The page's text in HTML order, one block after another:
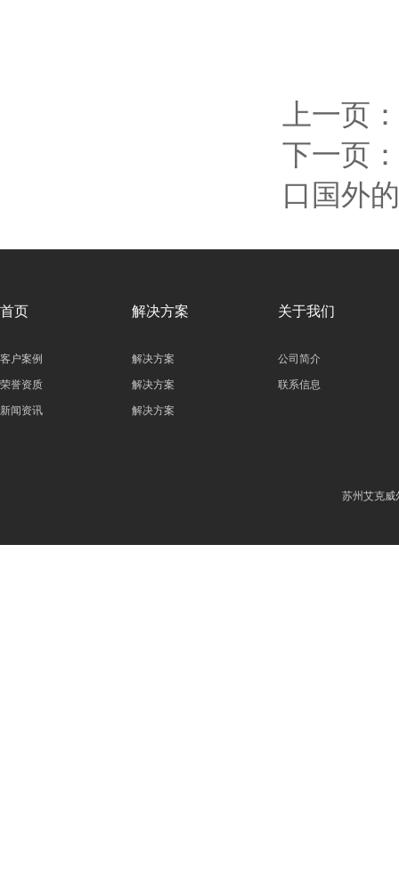
上一页
下一页
口国外
首页
客户案例
荣誉资质
新闻资讯
解决方案
解决方案
解决方案
解决方案
关于我们
公司简介
联系信息
苏州艾克威